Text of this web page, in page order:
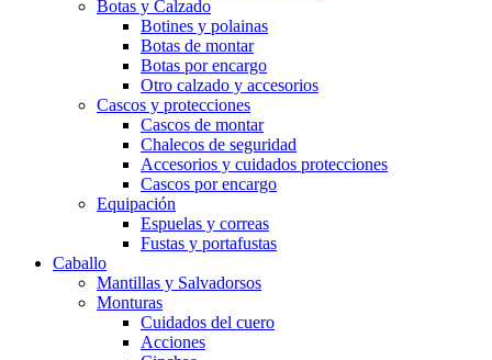
Botas y Calzado
Botines y polainas
Botas de montar
Botas por encargo
Otro calzado y accesorios
Cascos y protecciones
Cascos de montar
Chalecos de seguridad
Accesorios y cuidados protecciones
Cascos por encargo
Equipación
Espuelas y correas
Fustas y portafustas
Caballo
Mantillas y Salvadorsos
Monturas
Cuidados del cuero
Acciones